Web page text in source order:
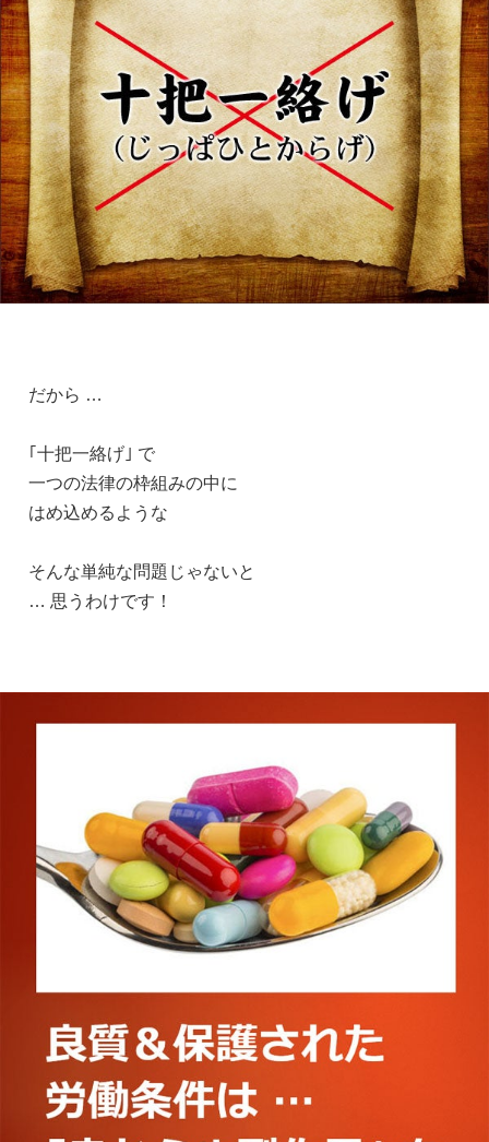
だから …
｢十把一絡げ｣ で
一つの法律の枠組みの中に
はめ込めるような
そんな単純な問題じゃないと
… 思うわけです！